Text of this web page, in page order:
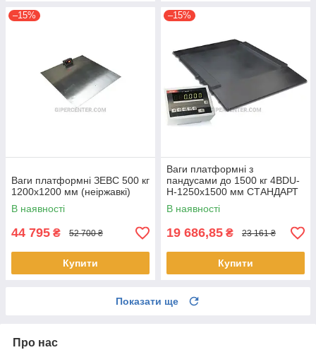
–15%
Ваги платформні ЗЕВС 500 кг
1200х1200 мм (неіржавкі)
В наявності
44 795 ₴ 52 700 ₴
Купити
–15%
Ваги платформні з
пандусами до 1500 кг 4BDU-
H-1250х1500 мм СТАНДАРТ
В наявності
19 686,85 ₴ 23 161 ₴
Купити
Показати ще
Про нас